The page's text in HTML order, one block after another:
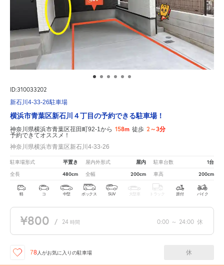
ID:310033202
新石川4-33-26駐車場
横浜市青葉区新石川４丁目の予約できる駐車場！
神奈川県横浜市青葉区荏田町92-1から 158m 徒歩 2～3分
予約できてオススメ！
神奈川県横浜市青葉区新石川4-33-26
駐車場形式 平置き 屋内外形式 屋内 駐車台数 1台
全長 480cm 全幅 200cm 車高 200cm
軽 コ 中型 ボックス SUV 大型車 トラック 原付 バイク
¥800 / 24 時間 0:00 ～ 24:00 休
78 人がお気に入りの駐車場 休